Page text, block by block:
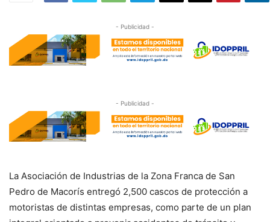
- Publicidad -
- Publicidad -
La Asociación de Industrias de la Zona Franca de San
Pedro de Macorís entregó 2,500 cascos de protección a
motoristas de distintas empresas, como parte de un plan